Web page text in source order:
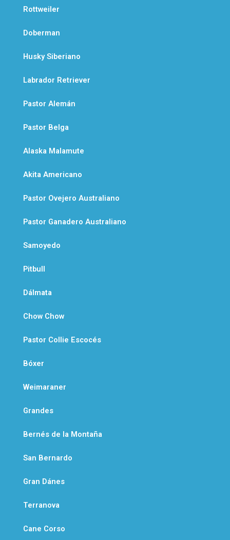
Rottweiler
Doberman
Husky Siberiano
Labrador Retriever
Pastor Alemán
Pastor Belga
Alaska Malamute
Akita Americano
Pastor Ovejero Australiano
Pastor Ganadero Australiano
Samoyedo
Pitbull
Dálmata
Chow Chow
Pastor Collie Escocés
Bóxer
Weimaraner
Grandes
Bernés de la Montaña
San Bernardo
Gran Dánes
Terranova
Cane Corso